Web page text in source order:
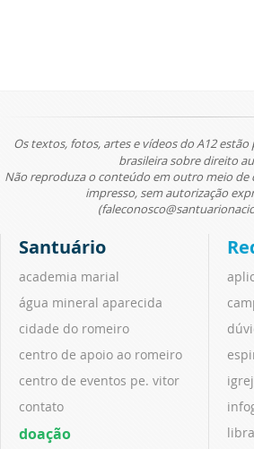
Os textos, fotos, artes e vídeos do A12
brasileira sobre direito
Não reproduza o conteúdo em outro meio de
impresso, sem autorização
Santuário
academia marial
água mineral aparecida
cidade do romeiro
centro de apoio ao romeiro
centro de eventos pe. vitor
contato
doação